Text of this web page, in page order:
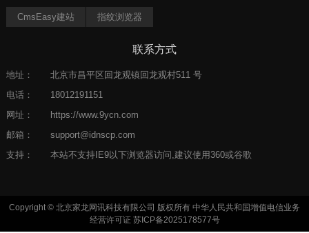
CmsEasy建站 指纹浏览器
联系方式
地址：
北京市昌平区回龙观镇回龙观村511 号
电话：
18012191151
网址：
https://www.9ycn.com
邮箱：
support@idnscp.com
支持：
本站不支持IE9以下浏览器访问,建议使用360或谷歌
Copyright © 北京家龙网讯科技有限公司 版权所有 中华人民共和国增值电信业务
经营许可证 苏ICP备2025178577号